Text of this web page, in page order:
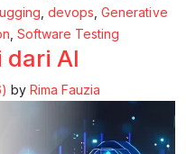
,devops ,Generative
,Software Testing
dari AI
by Rima Fauzia